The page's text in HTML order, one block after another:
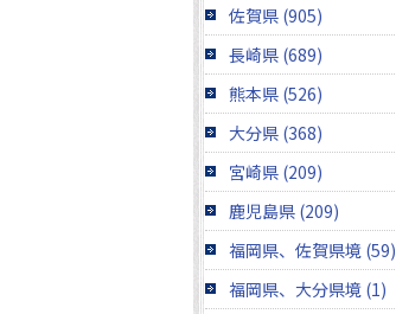
佐賀県 (905)
長崎県 (689)
熊本県 (526)
大分県 (368)
宮崎県 (209)
鹿児島県 (209)
福岡県、佐賀県境 (59)
福岡県、大分県境 (1)